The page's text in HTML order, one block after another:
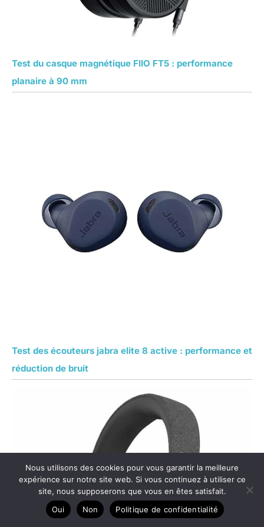
Test du casque magnétique FIIO FT5 : performance
planaire à 90 mm
Test des écouteurs jabra elite 8 active : performance et
réduction de bruit
Nous utilisons des cookies pour vous garantir la meilleure
expérience sur notre site web. Si vous continuez à utiliser ce
site, nous supposerons que vous en êtes satisfait.
Oui
Non Politique de confidentialité